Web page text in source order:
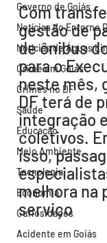
Governo de Goiás
Notícias do Entorno
Notícias de Águas
Crime em Goiás
Crimes no DF
Saúde
Educação
Meio Ambiente
Tecnologia
Economia
Curiosidades
Acidente em Goiás
Com
gestão de
de ônibus
para o
neste mês,
DF terá de
integração
coletivos.
isso,
melhora na
serviço